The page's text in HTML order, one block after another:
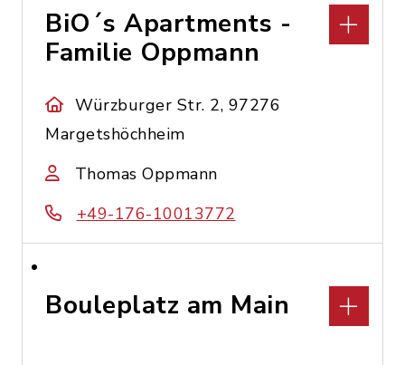
BiO´s Apartments -
Familie Oppmann
Würzburger Str. 2, 97276
Margetshöchheim
Thomas Oppmann
+49-176-10013772
Bouleplatz am Main